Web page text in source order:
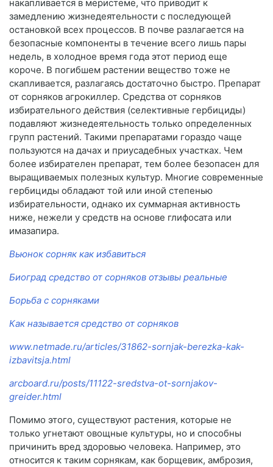
накапливается в меристеме, что приводит к
замедлению жизнедеятельности с последующей
остановкой всех процессов. В почве разлагается на
безопасные компоненты в течение всего лишь пары
недель, в холодное время года этот период еще
короче. В погибшем растении вещество тоже не
скапливается, разлагаясь достаточно быстро. Препарат
от сорняков агрокиллер. Средства от сорняков
избирательного действия (селективные гербициды)
подавляют жизнедеятельность только определенных
групп растений. Такими препаратами гораздо чаще
пользуются на дачах и приусадебных участках. Чем
более избирателен препарат, тем более безопасен для
выращиваемых полезных культур. Многие современные
гербициды обладают той или иной степенью
избирательности, однако их суммарная активность
ниже, нежели у средств на основе глифосата или
имазапира.
Вьюнок сорняк как избавиться
Биоград средство от сорняков отзывы реальные
Борьба с сорняками
Как называется средство от сорняков
www.netmade.ru/articles/31862-sornjak-berezka-kak-
izbavitsja.html
arcboard.ru/posts/11122-sredstva-ot-sornjakov-
greider.html
Помимо этого, существуют растения, которые не
только угнетают овощные культуры, но и способны
причинить вред здоровью человека. Например, это
относится к таким сорнякам, как борщевик, амброзия,